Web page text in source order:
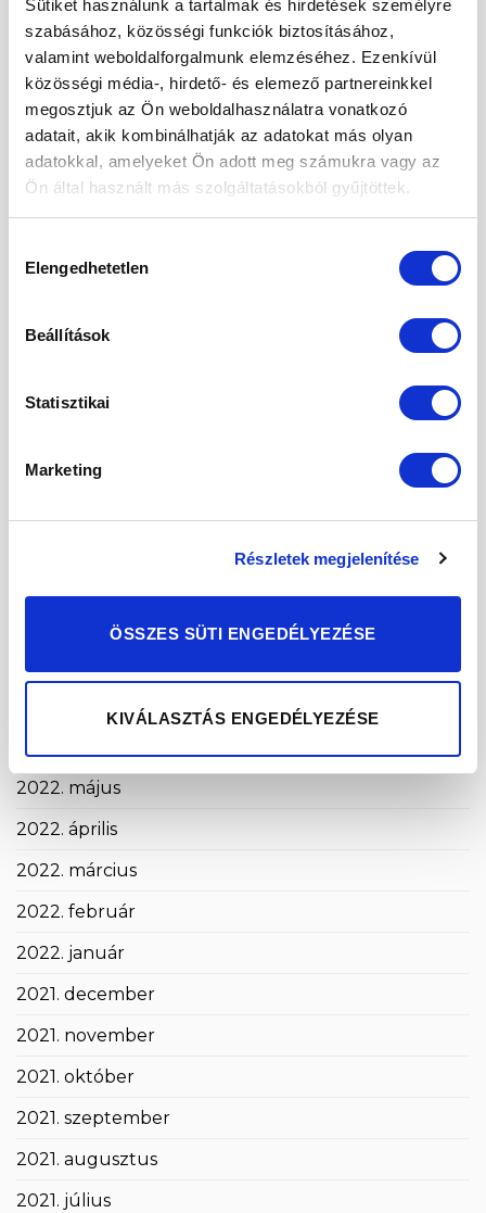
Sütiket használunk a tartalmak és hirdetések személyre
szabásához, közösségi funkciók biztosításához,
valamint weboldalforgalmunk elemzéséhez. Ezenkívül
közösségi média-, hirdető- és elemező partnereinkkel
megosztjuk az Ön weboldalhasználatra vonatkozó
adatait, akik kombinálhatják az adatokat más olyan
adatokkal, amelyeket Ön adott meg számukra vagy az
Ön által használt más szolgáltatásokból gyűjtöttek.
kiválasztása
Elengedhetetlen
Beállítások
Statisztikai
Marketing
Részletek megjelenítése
ÖSSZES SÜTI ENGEDÉLYEZÉSE
KIVÁLASZTÁS ENGEDÉLYEZÉSE
2024. október
2024. szeptember
2024. május
2024. április
2023. szeptember
2022. szeptember
2022. augusztus
2022. május
2022. április
2022. március
2022. február
2022. január
2021. december
2021. november
2021. október
2021. szeptember
2021. augusztus
2021. július